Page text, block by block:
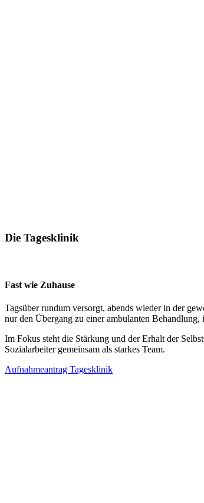
Die Tagesklinik
Fast wie Zuhause
Tagsüber rundum versorgt, abends wieder in der
nur den Übergang zu einer ambulanten
Im Fokus steht die Stärkung und der Erhalt der
Sozialarbeiter gemeinsam als starkes Team.
Aufnahmeantrag Tagesklinik